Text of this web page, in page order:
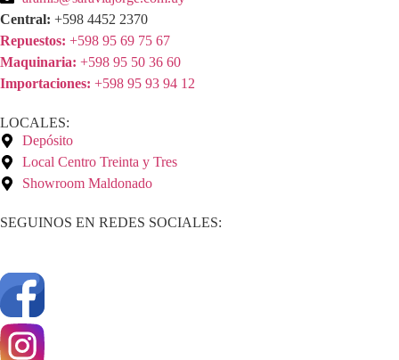
Central: +598 4452 2370
Repuestos: +598 95 69 75 67
Maquinaria: +598 95 50 36 60
Importaciones: +598 95 93 94 12
LOCALES:
Depósito
Local Centro Treinta y Tres
Showroom Maldonado
SEGUINOS EN REDES SOCIALES: